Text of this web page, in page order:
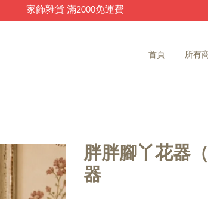
家飾雜貨 滿2000免運費
首頁 所有
胖胖腳丫花器
器